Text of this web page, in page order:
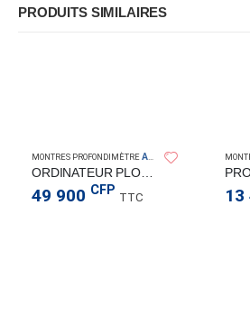
PRODUITS SIMILAIRES
MONTRES PROFONDIMÈTREAQUALUNG
49 900 CFP TTC 13